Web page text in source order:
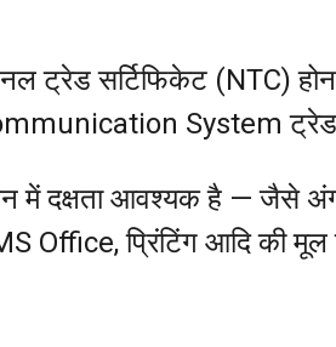
ट्रेड सर्टिफिकेट (NTC)
System ट्रेड में
में दक्षता आवश्यक है — जैसे
Office, प्रिंटिंग आदि की मूल